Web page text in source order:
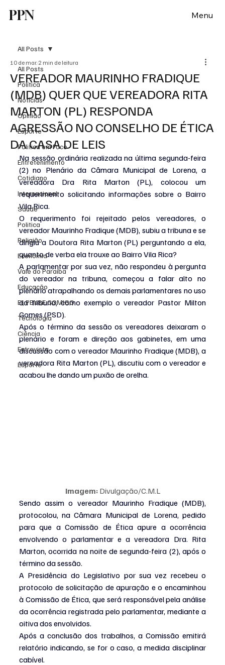
PPN Menu
All Posts
Política
Notícias
Opinião
Esporte
Politica em Foco
Entretenimento
Cotidiano
Internacional
Saúde
Politica
Religião
Economia
Vale do Paraiba
Educação
EI, PENSE COMIGO.
Tecnologia
Ciência
Entrevista
Esporte
All Posts
VEREADOR MAURINHO FRADIQUE
(MDB) QUER QUE VEREADORA RITA
MARTON (PL) RESPONDA
AGRESSÃO NO CONSELHO DE ÉTICA
DA CASA DE LEIS
10 de mar. 2 min de leitura
Na sessão ordinária realizada na última segunda-feira
(2) no Plenário da Câmara Municipal de Lorena, a
vereadora Dra Rita Marton (PL), colocou um
requerimento solicitando informações sobre o Bairro
Vila Rica.
O requerimento foi rejeitado pelos vereadores, o
vereador Maurinho Fradique (MDB), subiu a tribuna e se
dirigiu a Doutora Rita Marton (PL) perguntando a ela,
quanto de verba ela trouxe ao Bairro Vila Rica?
A parlamentar por sua vez, não respondeu à pergunta
do vereador na tribuna, começou a falar alto no
plenário atrapalhando os demais parlamentares no uso
da tribuna, como exemplo o vereador Pastor Milton
Gomes (PSD).
Após o término da sessão os vereadores deixaram o
plenário e foram e direção aos gabinetes, em uma
discussão com o vereador Maurinho Fradique (MDB), a
vereadora Rita Marton (PL), discutiu com o vereador e
acabou lhe dando um puxão de orelha.
Imagem: Divulgação/C.M.L
Sendo assim o vereador Maurinho Fradique (MDB),
protocolou, na Câmara Municipal de Lorena, pedido
para que a Comissão de Ética apure a ocorrência
envolvendo o parlamentar e a vereadora Dra. Rita
Marton, ocorrida na noite de segunda-feira (2), após o
término da sessão.
A Presidência do Legislativo por sua vez recebeu o
protocolo de solicitação de apuração e o encaminhou
à Comissão de Ética, que será responsável pela análise
da ocorrência registrada pelo parlamentar, mediante a
oitiva dos envolvidos.
Após a conclusão dos trabalhos, a Comissão emitirá
relatório indicando, se for o caso, a medida disciplinar
cabível.